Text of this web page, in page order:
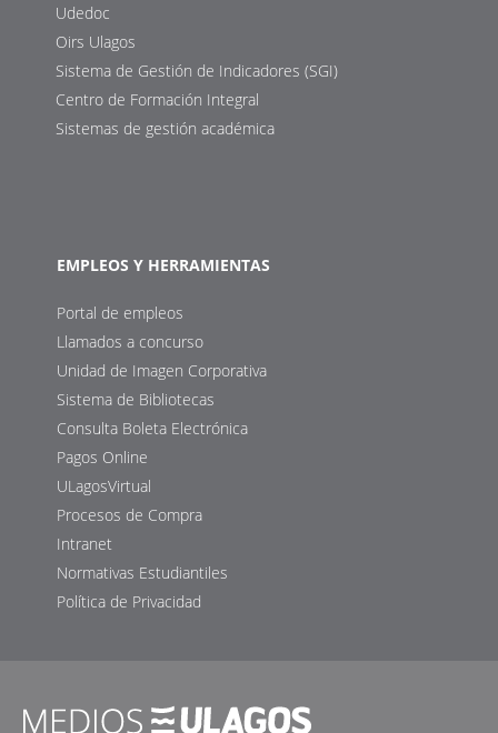
Udedoc
Oirs Ulagos
Sistema de Gestión de Indicadores (SGI)
Centro de Formación Integral
Sistemas de gestión académica
EMPLEOS Y HERRAMIENTAS
Portal de empleos
Llamados a concurso
Unidad de Imagen Corporativa
Sistema de Bibliotecas
Consulta Boleta Electrónica
Pagos Online
ULagosVirtual
Procesos de Compra
Intranet
Normativas Estudiantiles
Política de Privacidad